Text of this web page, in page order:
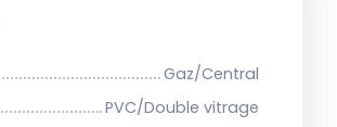
Gaz/Central
PVC/Double vitrage